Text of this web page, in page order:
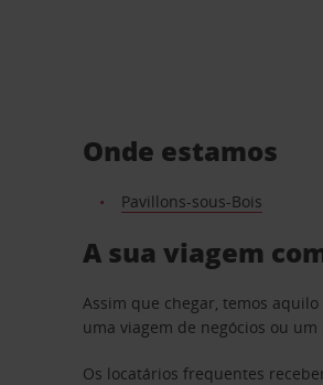
Onde estamos
Pavillons-sous-Bois
A sua viagem
Assim que chegar, temos
uma viagem de negócios ou
Os locatários frequentes